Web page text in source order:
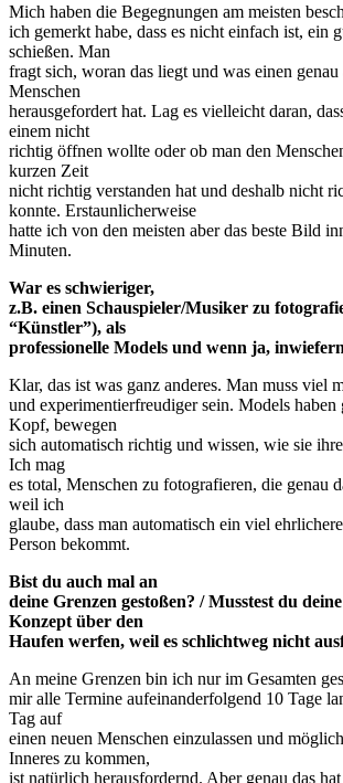
Mich haben die Begegnungen am meisten
ich gemerkt habe, dass es nicht einfach ist, ein
schießen. Man
fragt sich, woran das liegt und was einen genau
Menschen
herausgefordert hat. Lag es vielleicht daran,
einem nicht
richtig öffnen wollte oder ob man den
kurzen Zeit
nicht richtig verstanden hat und deshalb nicht
konnte. Erstaunlicherweise
hatte ich von den meisten aber das beste Bild
Minuten.
War es schwieriger,
z.B. einen Schauspieler/Musiker zu
“Künstler”), als
professionelle Models und wenn ja,
Klar, das ist was ganz anderes. Man muss viel
und experimentierfreudiger sein. Models haben
Kopf, bewegen
sich automatisch richtig und wissen, wie sie
Ich mag
es total, Menschen zu fotografieren, die genau
weil ich
glaube, dass man automatisch ein viel
Person bekommt.
Bist du auch mal an
deine Grenzen gestoßen? / Musstest du
Konzept über den
Haufen werfen, weil es schlichtweg nicht
An meine Grenzen bin ich nur im Gesamten
mir alle Termine aufeinanderfolgend 10 Tage
Tag auf
einen neuen Menschen einzulassen und
Inneres zu kommen,
ist natürlich herausfordernd. Aber genau das hat